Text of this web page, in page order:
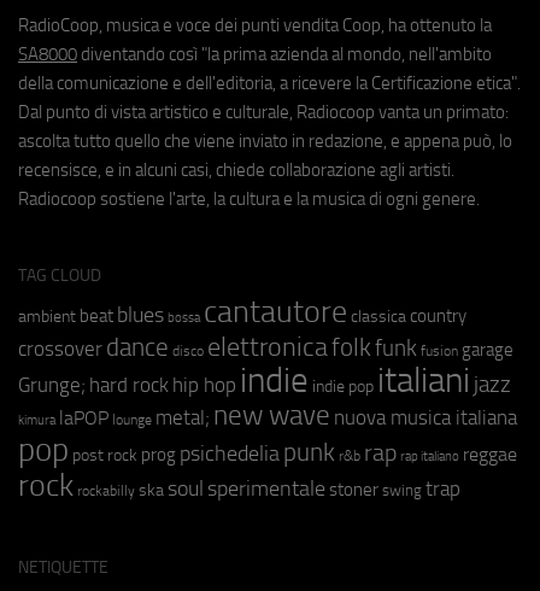
RadioCoop, musica e voce dei punti vendita Coop, ha ottenuto la
SA8000 diventando così "la prima azienda al mondo, nell'ambito
della comunicazione e dell'editoria, a ricevere la Certificazione etica".
Dal punto di vista artistico e culturale, Radiocoop vanta un primato:
ascolta tutto quello che viene inviato in redazione, e appena può, lo
recensisce, e in alcuni casi, chiede collaborazione agli artisti.
Radiocoop sostiene l'arte, la cultura e la musica di ogni genere.
TAG CLOUD
ambient beat blues bossa cantautore classica country
crossover dance disco elettronicafolkfunk fusion garage
Grunge; hard rock hip hop indie indie pop italiani jazz
kimura laPOP lounge metal; new wave nuova musica italiana
pop post rock prog psichedeliapunk r&b rap rap italiano reggae
rock rockabilly ska soul sperimentale stoner swing trap
NETIQUETTE